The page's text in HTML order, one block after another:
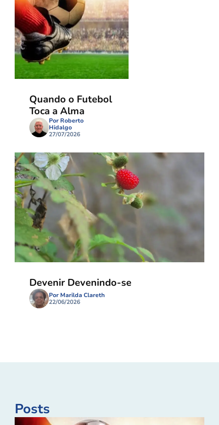
Quando o Futebol
Toca a Alma
Por Roberto
Hidalgo
27/07/2026
Devenir Devenindo-se
Por Marilda Clareth
22/06/2026
Posts